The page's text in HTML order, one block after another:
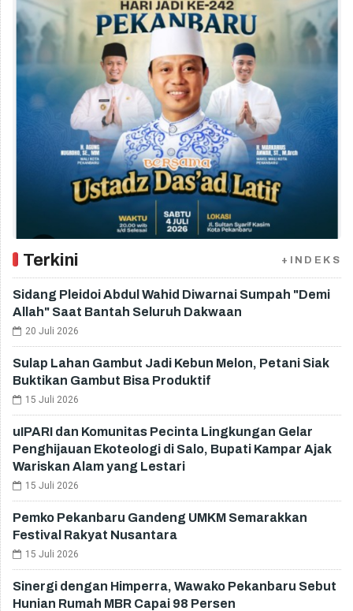
Terkini +INDEKS
Sidang Pleidoi Abdul Wahid Diwarnai Sumpah "Demi
Allah" Saat Bantah Seluruh Dakwaan
20 Juli 2026
Sulap Lahan Gambut Jadi Kebun Melon, Petani Siak
Buktikan Gambut Bisa Produktif
15 Juli 2026
uIPARI dan Komunitas Pecinta Lingkungan Gelar
Penghijauan Ekoteologi di Salo, Bupati Kampar Ajak
Wariskan Alam yang Lestari
15 Juli 2026
Pemko Pekanbaru Gandeng UMKM Semarakkan
Festival Rakyat Nusantara
15 Juli 2026
Sinergi dengan Himperra, Wawako Pekanbaru Sebut
Hunian Rumah MBR Capai 98 Persen